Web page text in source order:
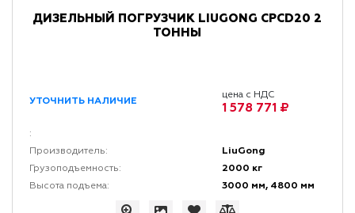
ДИЗЕЛЬНЫЙ ПОГРУЗЧИК LIUGONG CPCD20 2
ТОННЫ
УТОЧНИТЬ НАЛИЧИЕ
цена с НДС
1 578 771 ₽
:
Производитель:
LiuGong
Грузоподъемность: 2000 кг
Высота подъема: 3000 мм, 4800 мм